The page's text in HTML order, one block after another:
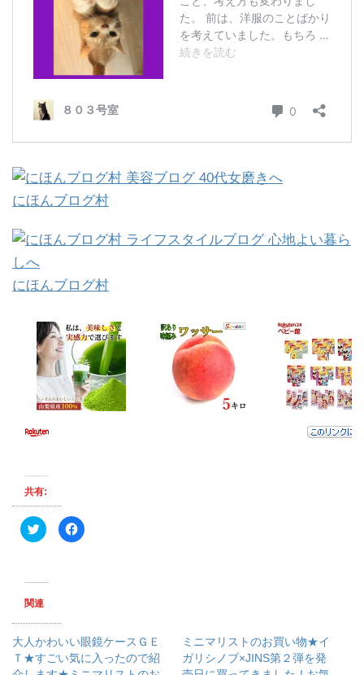
にほんブログ村
にほんブログ村
共有:
ク
リ
T
i
t
r
で
共
F
a
る
に
は
関連
大人かわいい眼鏡ケースＧＥ
Ｔ★すごい気に入ったので紹
ミニマリストのお買い物★イ
ガリシノブ×JINS第２弾を発